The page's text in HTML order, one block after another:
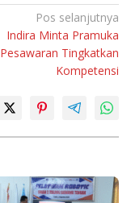
Pos selanjutnya
Indira Minta Pramuka
Pesawaran Tingkatkan
Kompetensi